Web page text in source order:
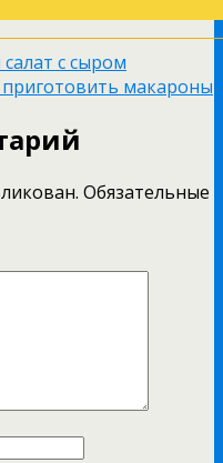
с сыром
приготовить макароны
Обязательные